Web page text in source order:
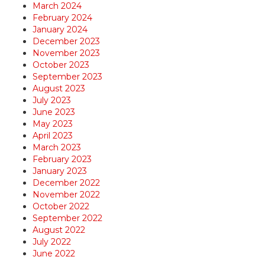
March 2024
February 2024
January 2024
December 2023
November 2023
October 2023
September 2023
August 2023
July 2023
June 2023
May 2023
April 2023
March 2023
February 2023
January 2023
December 2022
November 2022
October 2022
September 2022
August 2022
July 2022
June 2022